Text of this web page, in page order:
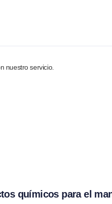
nuestro servicio.
químicos para el